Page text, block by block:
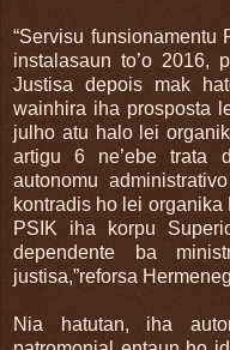
“Servisu
instalasaun to’o 2016,
Justisa depois mak
wainhira iha prosposta
julho atu halo lei
artigu 6 ne’ebe trata
autonomu
kontradis ho lei
PSIK iha korpu
dependente ba
justisa,”reforsa
Nia hatutan, iha